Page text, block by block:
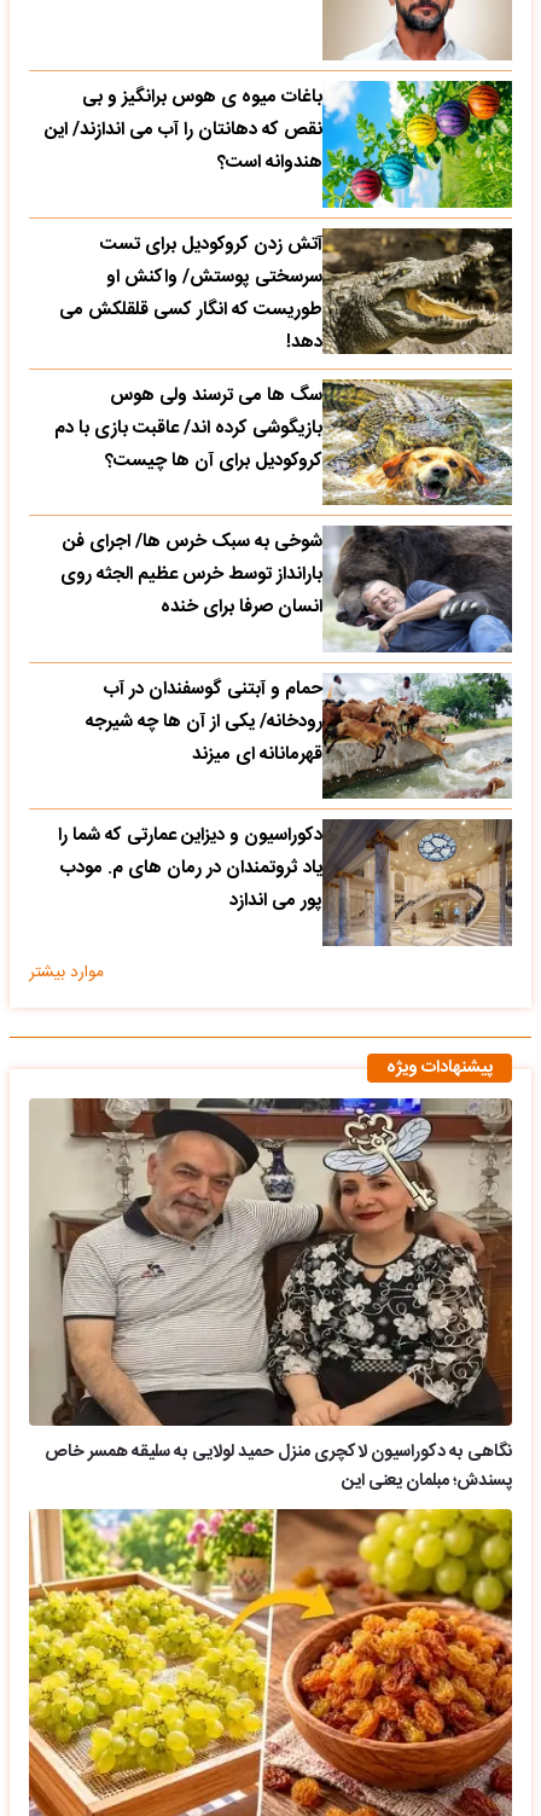
باغات میوه ی هوس برانگیز و بی
نقص که دهانتان را آب می اندازند/ این
هندوانه است؟
آتش زدن کروکودیل برای تست
سرسختی پوستش/ واکنش او
طوریست که انگار کسی قلقلکش می
دهد!
سگ ها می ترسند ولی هوس
بازیگوشی کرده اند/ عاقبت بازی با دم
کروکودیل برای آن ها چیست؟
شوخی به سبک خرس ها/ اجرای فن
بارانداز توسط خرس عظیم الجثه روی
انسان صرفا برای خنده
حمام و آبتنی گوسفندان در آب
رودخانه/ یکی از آن ها چه شیرجه
قهرمانانه ای میزند
دکوراسیون و دیزاین عمارتی که شما را
یاد ثروتمندان در رمان های م. مودب
پور می اندازد
موارد بیشتر
پیشنهادات ویژه
نگاهی به دکوراسیون لاکچری منزل حمید لولایی به سلیقه همسر خاص
پسندش؛ مبلمان یعنی این